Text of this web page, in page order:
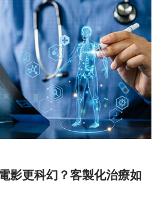
影更科幻？客製化治療如